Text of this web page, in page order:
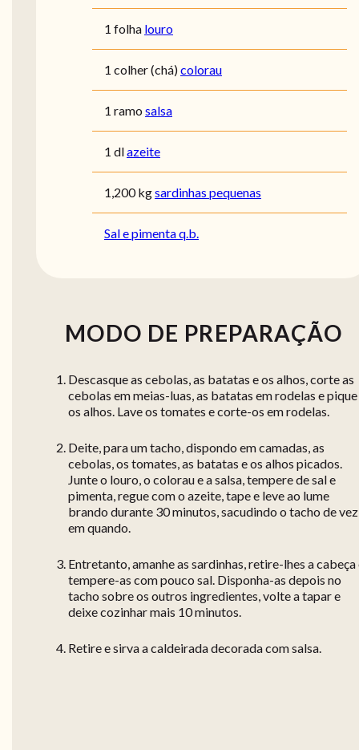
1 folha louro
1 colher (chá)colorau
1 ramo salsa
1 dlazeite
1,200 kgsardinhas pequenas
Sal e pimenta q.b.
MODO DE PREPARAÇÃO
Descasque as cebolas, as batatas e os alhos, corte as
cebolas em meias-luas, as batatas em rodelas e pique
os alhos. Lave os tomates e corte-os em rodelas.
Deite, para um tacho, dispondo em camadas, as
cebolas, os tomates, as batatas e os alhos picados.
Junte o louro, o colorau e a salsa, tempere de sal e
pimenta, regue com o azeite, tape e leve ao lume
brando durante 30 minutos, sacudindo o tacho de vez
em quando.
Entretanto, amanhe as sardinhas, retire-lhes a cabeça
tempere-as com pouco sal. Disponha-as depois no
tacho sobre os outros ingredientes, volte a tapar e
deixe cozinhar mais 10 minutos.
Retire e sirva a caldeirada decorada com salsa.